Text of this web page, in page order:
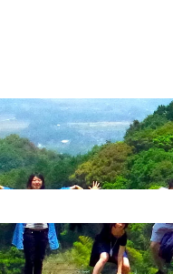
きの検索
。